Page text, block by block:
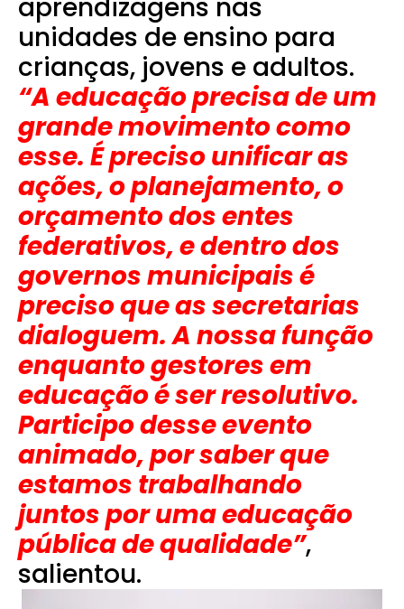
aprendizagens nas
unidades de ensino para
crianças, jovens e adultos.
“A educação precisa de um
grande movimento como
esse. É preciso unificar as
ações, o planejamento, o
orçamento dos entes
federativos, e dentro dos
governos municipais é
preciso que as secretarias
dialoguem. A nossa função
enquanto gestores em
educação é ser resolutivo.
Participo desse evento
animado, por saber que
estamos trabalhando
juntos por uma educação
pública de qualidade”,
salientou.